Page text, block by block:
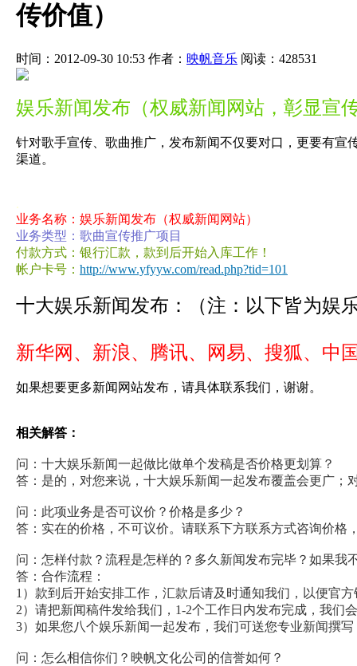
传价值）
时间：2012-09-30 10:53 作者： 映帆音乐 阅读： 428531
娱乐新闻发布（权威新闻网站，彰显宣
针对歌手宣传、歌曲推广，发布新闻不仅要对口，更要有
渠道。
.
业务名称：娱乐新闻发布（权威新闻网站）
业务类型：歌曲宣传推广项目
付款方式：银行汇款，款到后开始入库工作！
帐户卡号： http://www.yfyyw.com/read.php?tid=101
十大娱乐新闻发布：（注：以下皆为娱
新华网、新浪、腾讯、网易、搜狐、 中
如果想要更多新闻网站发布，请具体联系我们，谢谢。
相关解答：
问：十大娱乐新闻一起做比做单个发稿是否价格更划算？
答：是的，对您来说， 十大娱乐新闻一起发布覆盖会更广；
问：此项业务是否可议价？价格是多少？
答：实在的价格，不可议价。请联系下方联系方式咨询价格
问：怎样付款？流程是怎样的？多久新闻发布完毕？如果我
答：合作流程：
1）款到后开始安排工作，汇款后请及时通知我们，以便官
2）请把新闻稿件发给我们，1-2个工作日内发布完成，我们
3）如果您八个娱乐新闻一起发布，我们可送您专业新闻撰
问：怎么相信你们？映帆文化公司的信誉如何？